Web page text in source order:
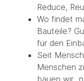
Reduce,
Wo findet
Bauteile?
für den
Seit
Menschen